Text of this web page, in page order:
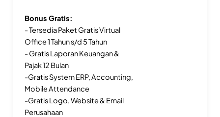
Bonus Gratis:
- Tersedia Paket Gratis Virtual
Office 1 Tahun s/d 5 Tahun
- Gratis Laporan Keuangan &
Pajak 12 Bulan
-Gratis System ERP, Accounting,
Mobile Attendance
-Gratis Logo, Website & Email
Perusahaan